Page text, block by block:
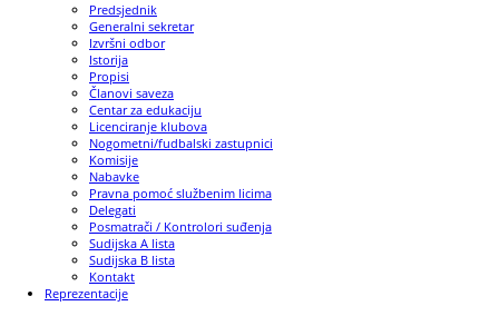
Predsjednik
Generalni sekretar
Izvršni odbor
Istorija
Propisi
Članovi saveza
Centar za edukaciju
Licenciranje klubova
Nogometni/fudbalski zastupnici
Komisije
Nabavke
Pravna pomoć službenim licima
Delegati
Posmatrači / Kontrolori suđenja
Sudijska A lista
Sudijska B lista
Kontakt
Reprezentacije